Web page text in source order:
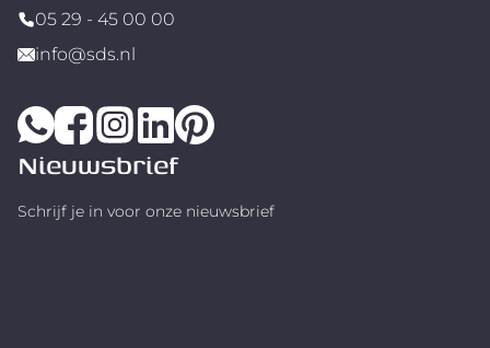
05 29 - 45 00 00
info@sds.nl
Nieuwsbrief
Schrijf je in voor onze nieuwsbrief